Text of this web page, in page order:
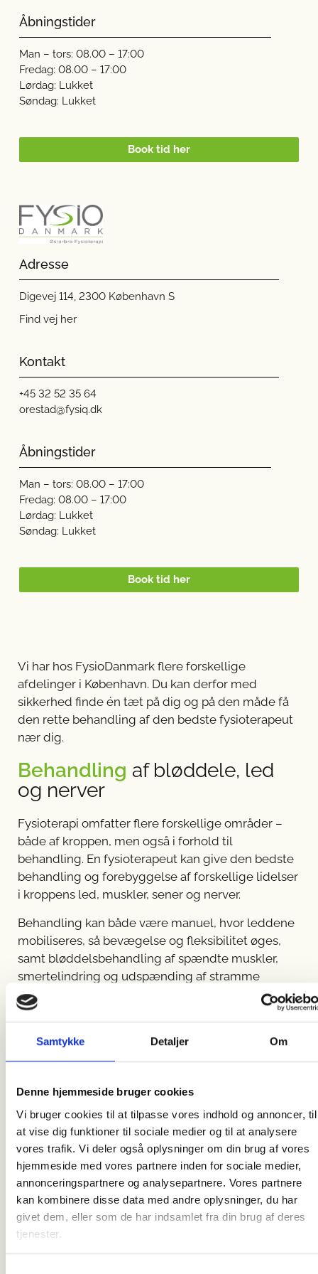
Samtykke Detaljer Om
Denne hjemmeside bruger cookies
Vi bruger cookies til at tilpasse vores indhold og annoncer, til
at vise dig funktioner til sociale medier og til at analysere
vores trafik. Vi deler også oplysninger om din brug af vores
hjemmeside med vores partnere inden for sociale medier,
annonceringspartnere og analysepartnere. Vores partnere
kan kombinere disse data med andre oplysninger, du har
givet dem, eller som de har indsamlet fra din brug af deres
tjenester.
Åbningstider
Man – tors: 08.00 – 17:00
Fredag: 08.00 – 17:00
Lørdag: Lukket
Søndag: Lukket
Book tid her
Adresse
Digevej 114, 2300 København S
Find vej her
Kontakt
+45 32 52 35 64
orestad@fysiq.dk
Åbningstider
Man – tors: 08.00 – 17:00
Fredag: 08.00 – 17:00
Lørdag: Lukket
Søndag: Lukket
Book tid her
Vi har hos FysioDanmark flere forskellige
afdelinger i København. Du kan derfor med
sikkerhed finde én tæt på dig og på den måde få
den rette behandling af den bedste fysioterapeut
nær dig.
Behandling af bløddele, led
og nerver
Fysioterapi omfatter flere forskellige områder –
både af kroppen, men også i forhold til
behandling. En fysioterapeut kan give den bedste
behandling og forebyggelse af forskellige lidelser
i kroppens led, muskler, sener og nerver.
Behandling kan både være manuel, hvor leddene
mobiliseres, så bevægelse og fleksibilitet øges,
samt bløddelsbehandling af spændte muskler,
smertelindring og udspænding af stramme
strukturer i kroppen.
Hos FysioDanmark i København kan du få